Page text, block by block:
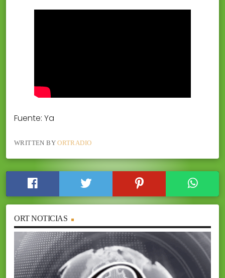
Fuente: Ya
WRITTEN BYORTRADIO
ORT NOTICIAS